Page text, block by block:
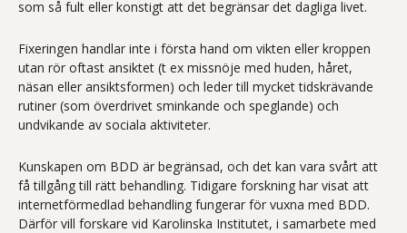
som så fult eller konstigt att det begränsar det dagliga livet.
Fixeringen handlar inte i första hand om vikten eller kroppen
utan rör oftast ansiktet (t ex missnöje med huden, håret,
näsan eller ansiktsformen) och leder till mycket tidskrävande
rutiner (som överdrivet sminkande och speglande) och
undvikande av sociala aktiviteter.
Kunskapen om BDD är begränsad, och det kan vara svårt att
få tillgång till rätt behandling. Tidigare forskning har visat att
internetförmedlad behandling fungerar för vuxna med BDD.
Därför vill forskare vid Karolinska Institutet, i samarbete med